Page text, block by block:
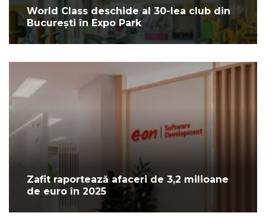
World Class deschide al 30-lea club din
București în Expo Park
Zafit raportează afaceri de 3,2 milioane
de euro în 2025